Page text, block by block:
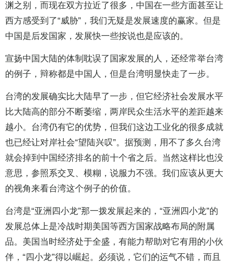
渊之别，而现在双方拉近了很多，中国在一些方面甚至让
西方感受到了“威胁”，我们无疑是发展速度的赢家。但是
中国是后发国家，发展快一些按说也是应该的。
宣扬中国大陆的体制耽误了国家发展的人，还经常举台湾
的例子，辩称都是中国人，但是台湾明显快走了一步。
台湾的发展确实比大陆早了一步，但它经济社会发展水平
比大陆高的部分不断萎缩，两岸民众生活水平的差距越来
越小。台湾仍有它的优势，但我们这边工业化的很多成就
也已经让对岸社会“望陆兴叹”。据预测，用不了多久台湾
就会掉到中国经济排名的前十个省之后。当然这样比也没
意思，参照系交叉、模糊，说服力不强。我们应该从更大
的视角来看台湾这个例子的价值。
台湾是“亚洲四小龙”那一拨发展起来的，“亚洲四小龙”的
发展总体上是冷战时期美国等西方国家战略布局的附属
品。美国当时经济处于全盛，有能力帮助对它有用的小伙
伴，“四小龙”得以崛起。必须说，它们的运气不错，而且